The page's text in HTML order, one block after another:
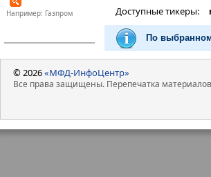
Например: Газпром Доступные тикеры:
По
© 2026«МФД-ИнфоЦентр»
Все права защищены. Перепечатка